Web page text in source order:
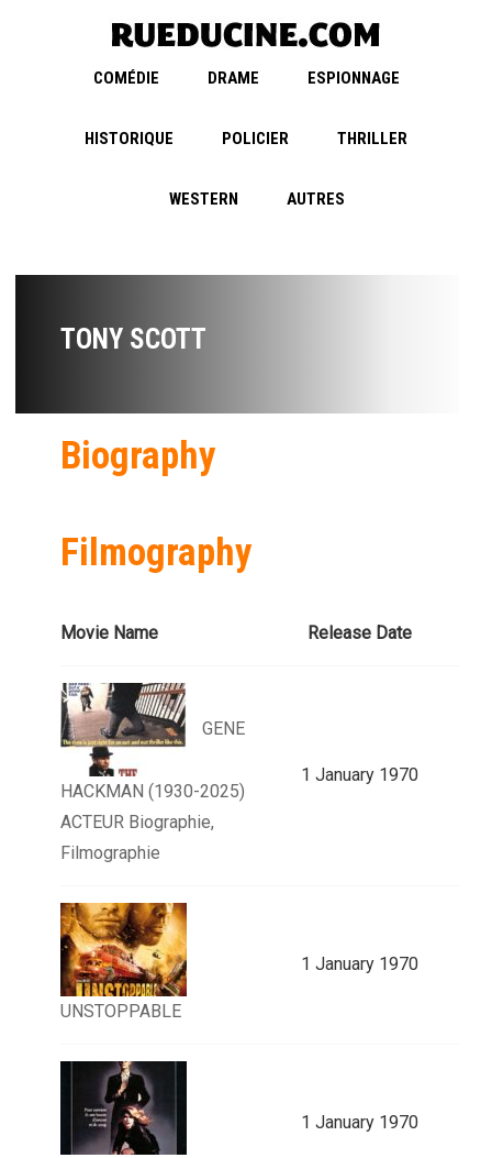
COMÉDIE DRAME ESPIONNAGE
HISTORIQUE POLICIER THRILLER
WESTERN AUTRES
TONY SCOTT
Biography
Filmography
Movie Name Release Date
GENE
HACKMAN (1930-2025)
ACTEUR Biographie,
Filmographie
1 January 1970
UNSTOPPABLE
1 January 1970
1 January 1970